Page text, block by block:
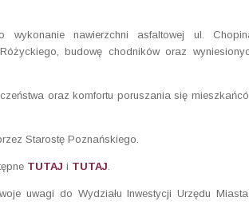
nawierzchni asfaltowej ul.
budowę chodników oraz
oraz komfortu poruszania się
Starostę Poznańskiego.
TUTAJ i TUTAJ
uwagi do Wydziału Inwestycji Urzędu